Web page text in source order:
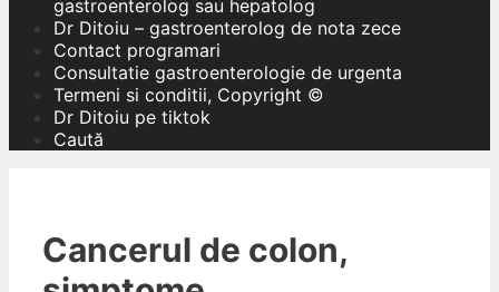
gastroenterolog sau hepatolog
Dr Ditoiu – gastroenterolog de nota zece
Contact programari
Consultatie gastroenterologie de urgenta
Termeni si conditii, Copyright ©
Dr Ditoiu pe tiktok
Caută
Cancerul de colon,